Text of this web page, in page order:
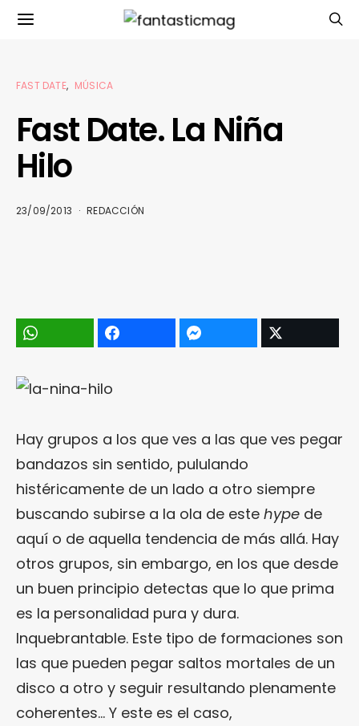
FAST DATE MÚSICA
Fast Date. La Niña
Hilo
23/09/2013 REDACCIÓN
Hay grupos a los que ves a las que ves pegar
bandazos sin sentido, pululando
histéricamente de un lado a otro siempre
buscando subirse a la ola de este hype de
aquí o de aquella tendencia de más allá. Hay
otros grupos, sin embargo, en los que desde
un buen principio detectas que lo que prima
es la personalidad pura y dura.
Inquebrantable. Este tipo de formaciones son
las que pueden pegar saltos mortales de un
disco a otro y seguir resultando plenamente
coherentes… Y este es el caso,